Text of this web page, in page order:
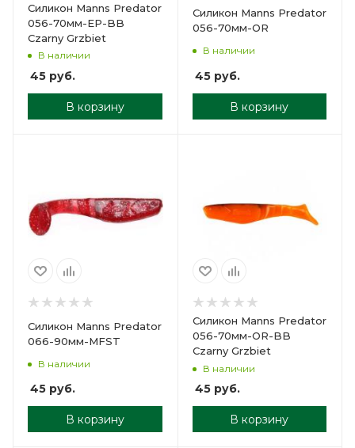
Силикон Manns Predator
056-70мм-EP-BB
Czarny Grzbiet
В наличии
45 руб.
В корзину
Силикон Manns Predator
056-70мм-OR
В наличии
45руб.
В корзину
Силикон Manns Predator
066-90мм-MFST
В наличии
45 руб.
В корзину
Силикон Manns Predator
056-70мм-OR-BB
Czarny Grzbiet
В наличии
45руб.
В корзину